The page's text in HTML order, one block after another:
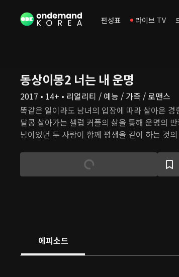
편성표 라이브 TV
동상이몽2 너는 내 운명
2017 • 14+ • 리얼리티 / 예능 / 가족 / 로맨스
똑같은 일이라도 남녀의 입장에 따라 살아온
달콩 살아가는 셀럽 커플의 삶을 통해 운명의
남이었던 두 사람이 함께 평생을 같이 하는 것
에피소드